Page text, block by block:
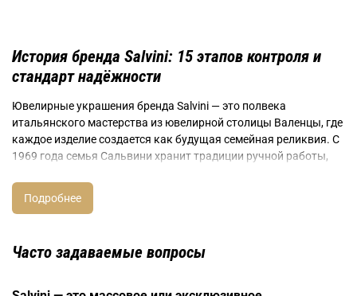
История бренда Salvini: 15 этапов контроля и
стандарт надёжности
Ювелирные украшения бренда Salvini — это полвека
итальянского мастерства из ювелирной столицы Валенцы, где
каждое изделие создается как будущая семейная реликвия. С
1969 года семья Сальвини хранит традиции ручной работы,
массовым производством и настоящим ювелирным
искусством. Бренд Salvini остается независимой
Часто задаваемые вопросы